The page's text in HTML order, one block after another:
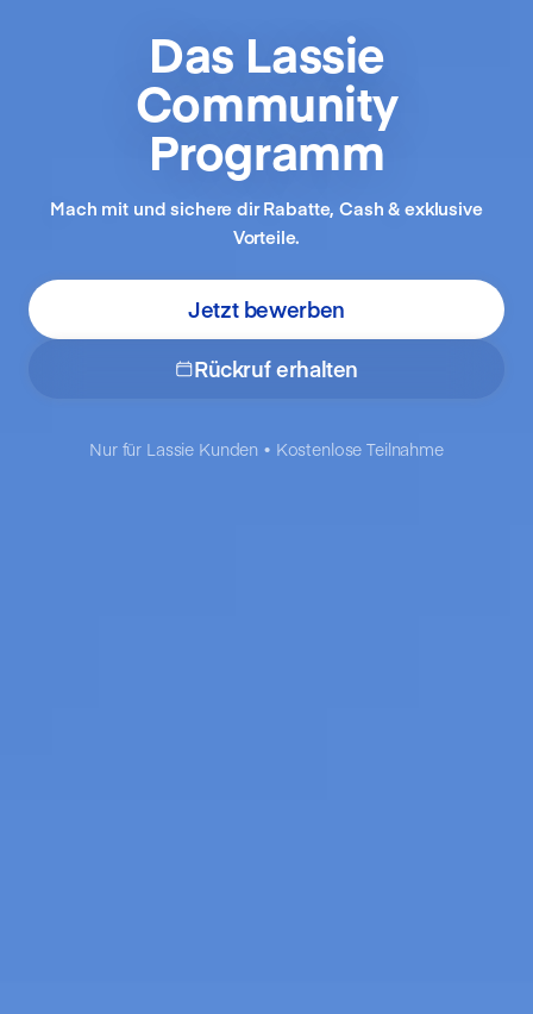
Das Lassie
Community
Programm
Mach mit und sichere dir Rabatte, Cash & exklusive
Vorteile.
Jetzt bewerben
Rückruf erhalten
Nur für Lassie Kunden • Kostenlose Teilnahme